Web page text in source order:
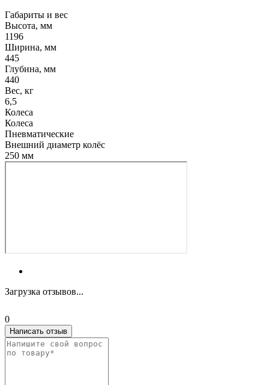
Габариты и вес
Высота, мм
1196
Ширина, мм
445
Глубина, мм
440
Вес, кг
6,5
Колеса
Колеса
Пневматические
Внешний диаметр колёс
250 мм
Загрузка отзывов...
0
Написать отзыв